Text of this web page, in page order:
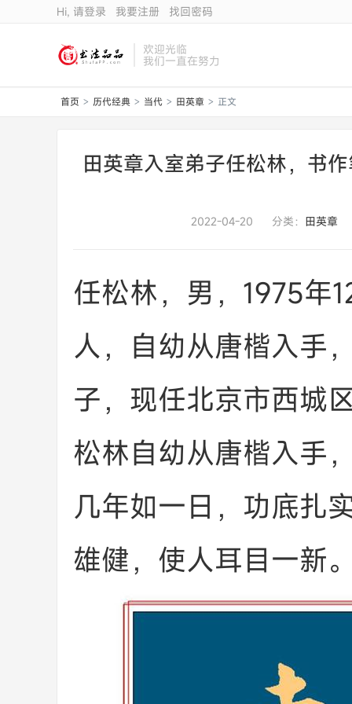
Hi, 请登录 我要注册 找回密码
欢迎光临
我们一直在努力
首页 > 历代经典 > 当代 > 田英章 > 正文
田英章入室弟子任松林，书
2022-04-20 分类： 田英章
任松林，男，1975年
人，自幼从唐楷入手
子，现任北京市西城
松林自幼从唐楷入手
几年如一日，功底扎
雄健，使人耳目一新